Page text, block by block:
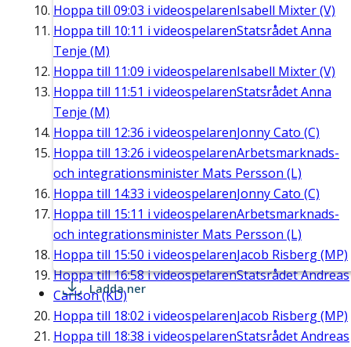
Hoppa till 09:03 i videospelarenIsabell Mixter (V)
Hoppa till 10:11 i videospelarenStatsrådet Anna
Tenje (M)
Hoppa till 11:09 i videospelarenIsabell Mixter (V)
Hoppa till 11:51 i videospelarenStatsrådet Anna
Tenje (M)
Hoppa till 12:36 i videospelarenJonny Cato (C)
Hoppa till 13:26 i videospelarenArbetsmarknads-
och integrationsminister Mats Persson (L)
Hoppa till 14:33 i videospelarenJonny Cato (C)
Hoppa till 15:11 i videospelarenArbetsmarknads-
och integrationsminister Mats Persson (L)
Hoppa till 15:50 i videospelarenJacob Risberg (MP)
Hoppa till16:58i videospelarenStatsrådet Andreas
Carlson (KD)
Hoppa till 18:02 i videospelarenJacob Risberg (MP)
Hoppa till 18:38 i videospelarenStatsrådet Andreas
Ladda ner